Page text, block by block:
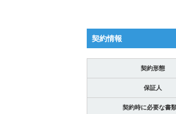
契約情報
契約形態
保証人
契約時に必要な書